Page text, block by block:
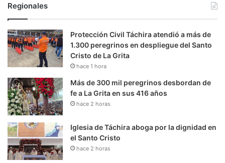
Regionales
Protección Civil Táchira atendió a más de
1.300 peregrinos en despliegue del Santo
Cristo de La Grita
hace 1 hora
Más de 300 mil peregrinos desbordan de
fe a La Grita en sus 416 años
hace 2 horas
Iglesia de Táchira aboga por la dignidad en
el Santo Cristo
hace 2 horas